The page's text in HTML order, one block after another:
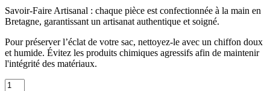
Savoir-Faire Artisanal : chaque pièce est confectionnée à la main en
Bretagne, garantissant un artisanat authentique et soigné.
Pour préserver l’éclat de votre sac, nettoyez-le avec un chiffon doux
et humide. Évitez les produits chimiques agressifs afin de maintenir
l'intégrité des matériaux.